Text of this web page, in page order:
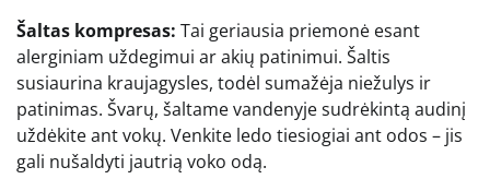
Šaltas kompresas: Tai geriausia priemonė esant
alerginiam uždegimui ar akių patinimui. Šaltis
susiaurina kraujagysles, todėl sumažėja niežulys ir
patinimas. Švarų, šaltame vandenyje sudrėkintą audinį
uždėkite ant vokų. Venkite ledo tiesiogiai ant odos – jis
gali nušaldyti jautrią voko odą.